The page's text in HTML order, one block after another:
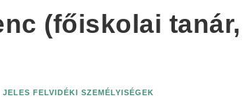
(főiskolai
JELES FELVIDÉKI SZEMÉLYISÉGEK